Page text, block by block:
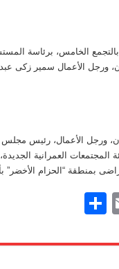
الخامس، برئاسة
ورجل الأعمال سمير زكى
ورجل الأعمال، رئيس
العمرانية الجديدة،
بمنطقة “الحزام الأخضر”
E
ail
ar